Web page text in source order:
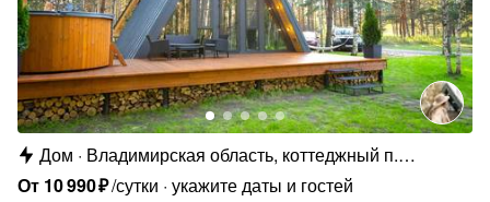
Дом
Владимирская область, коттеджный п.
Сосновые Озёра
От 10990₽/сутки укажите даты и гостей